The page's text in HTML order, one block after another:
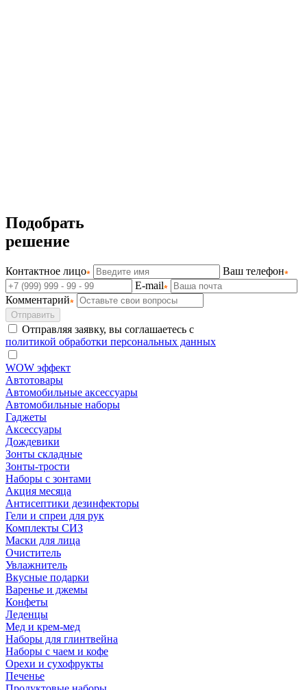
Подобрать
решение
Контактное лицо
Ваш телефон
E-mail
Комментарий
Отправить
Отправляя заявку, вы соглашаетесь с
политикой обработки персональных данных
WOW эффект
Автотовары
Автомобильные аксессуары
Автомобильные наборы
Гаджеты
Аксессуары
Дождевики
Зонты складные
Зонты-трости
Наборы с зонтами
Акция месяца
Антисептики дезинфекторы
Гели и спреи для рук
Комплекты СИЗ
Маски для лица
Очиститель
Увлажнитель
Вкусные подарки
Варенье и джемы
Конфеты
Леденцы
Мед и крем-мед
Наборы для глинтвейна
Наборы с чаем и кофе
Орехи и сухофрукты
Печенье